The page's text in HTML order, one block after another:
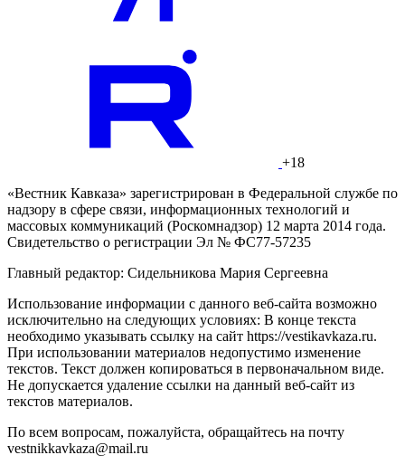
+18
«Вестник Кавказа» зарегистрирован в Федеральной службе по
надзору в сфере связи, информационных технологий и
массовых коммуникаций (Роскомнадзор) 12 марта 2014 года.
Свидетельство о регистрации Эл № ФС77-57235
Главный редактор: Сидельникова Мария Сергеевна
Использование информации с данного веб-сайта возможно
исключительно на следующих условиях: В конце текста
необходимо указывать ссылку на сайт https://vestikavkaza.ru.
При использовании материалов недопустимо изменение
текстов. Текст должен копироваться в первоначальном виде.
Не допускается удаление ссылки на данный веб-сайт из
текстов материалов.
По всем вопросам, пожалуйста, обращайтесь на почту
vestnikkavkaza@mail.ru